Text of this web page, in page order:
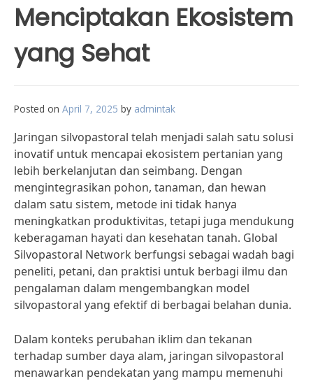
Menciptakan Ekosistem
yang Sehat
Posted on April 7, 2025 by admintak
Jaringan silvopastoral telah menjadi salah satu solusi
inovatif untuk mencapai ekosistem pertanian yang
lebih berkelanjutan dan seimbang. Dengan
mengintegrasikan pohon, tanaman, dan hewan
dalam satu sistem, metode ini tidak hanya
meningkatkan produktivitas, tetapi juga mendukung
keberagaman hayati dan kesehatan tanah. Global
Silvopastoral Network berfungsi sebagai wadah bagi
peneliti, petani, dan praktisi untuk berbagi ilmu dan
pengalaman dalam mengembangkan model
silvopastoral yang efektif di berbagai belahan dunia.
Dalam konteks perubahan iklim dan tekanan
terhadap sumber daya alam, jaringan silvopastoral
menawarkan pendekatan yang mampu memenuhi